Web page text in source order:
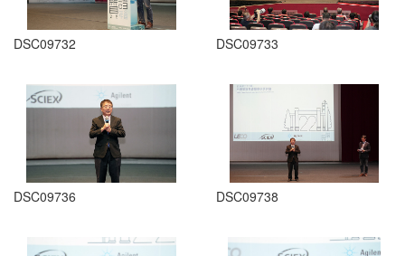
DSC09732 DSC09733
DSC09736 DSC09738